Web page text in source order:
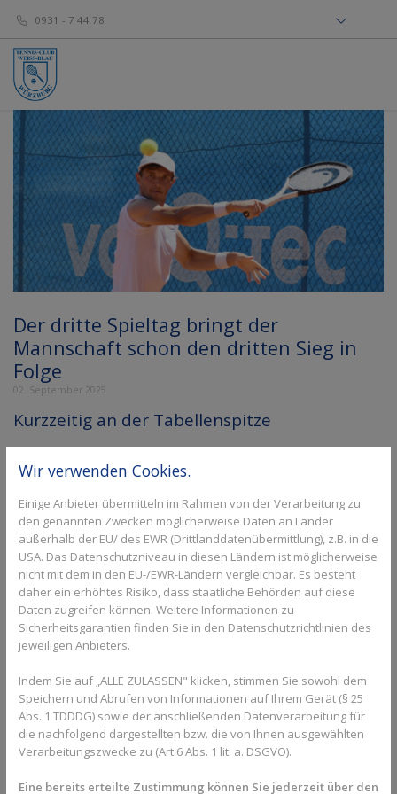
0931 - 7 44 78
Der dritte Spieltag bringt der
Mannschaft schon den dritten Sieg in
Folge
02. September 2025
Kurzzeitig an der Tabellenspitze
Das zweite Doppelspieltag-Wochenende verlief für die 1. Herren
in der Regionalliga Südost mit Licht und Schatten. Nach der
um Mannschaftsführer Julius Gold mit dem 7:2-Sieg gleich mal
die Tabellenspitze. Es lief bis dato alles rund. Doch dann kam der
erste Dämpfer, der die Mannschaft bei ihrem zweiten Heimspiel
mit der nicht einkalkulierten 3:6 Niederlage gegen den TC
Schießgraben Augsburg ereilte.
Kein Glück mit den Match-Tiebreaks
Gleich dreimal hatte die Mannschaft Pech in den Einzeln, denn
locker den Gesamtsieg bedeutet hätten. So hieß es aber nach
den einzigen Siegen von Vladyslav Orlov (im Bild) und Benjamin
Winter-Lopez nach den Einzeln 2:4 und wieder hätten alle drei
Doppel – wie schon im ersten Spiel – gewonnen werden
Match-Tiebreak im Einser-Doppel erneut an die Gegner, was alle
Wir verwenden Cookies.
Einige Anbieter übermitteln im Rahmen von der Verarbeitung zu
den genannten Zwecken möglicherweise Daten an Länder
außerhalb der EU/ des EWR (Drittlanddatenübermittlung), z.B. in die
USA. Das Datenschutzniveau in diesen Ländern ist möglicherweise
nicht mit dem in den EU-/EWR-Ländern vergleichbar. Es besteht
daher ein erhöhtes Risiko, dass staatliche Behörden auf diese
Daten zugreifen können. Weitere Informationen zu
Sicherheitsgarantien finden Sie in den Datenschutzrichtlinien des
jeweiligen Anbieters.
Indem Sie auf „ALLE ZULASSEN" klicken, stimmen Sie sowohl dem
Speichern und Abrufen von Informationen auf Ihrem Gerät (§ 25
Abs. 1 TDDDG) sowie der anschließenden Datenverarbeitung für
die nachfolgend dargestellten bzw. die von Ihnen ausgewählten
Verarbeitungszwecke zu (Art 6 Abs. 1 lit. a. DSGVO).
Eine bereits erteilte Zustimmung können Sie jederzeit über den